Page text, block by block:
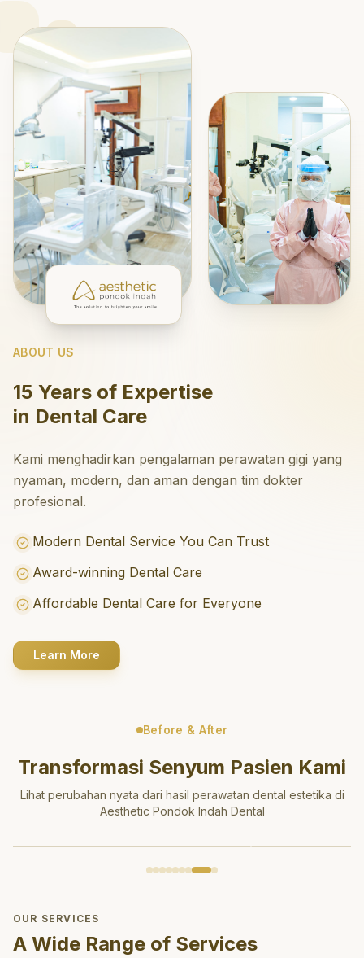
ABOUT US
15 Years of Expertise
in Dental Care
Kami menghadirkan pengalaman perawatan gigi yang
nyaman, modern, dan aman dengan tim dokter
profesional.
Modern Dental Service You Can Trust
Award-winning Dental Care
Affordable Dental Care for Everyone
Learn More
Before & After
Transformasi Senyum Pasien Kami
Lihat perubahan nyata dari hasil perawatan dental estetika di
Aesthetic Pondok Indah Dental
OUR SERVICES
A Wide Range of Services